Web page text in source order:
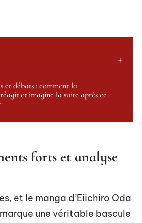
et débats : comment la
et imagine la suite après ce
forts et analyse
et le manga d’Eiichiro Oda
une véritable bascule